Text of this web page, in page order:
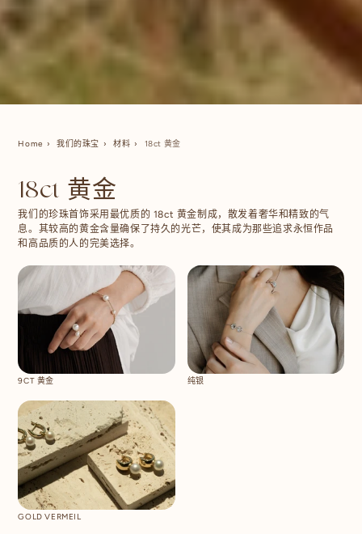
Home 我们的珠宝 材料 18ct 黄金
18ct 黄金
我们的珍珠首饰采用最优质的 18ct 黄金制成，散发着奢华和精致的气
息。其较高的黄金含量确保了持久的光芒，使其成为那些追求永恒作品
和高品质的人的完美选择。
9CT 黄金 纯银
GOLD VERMEIL